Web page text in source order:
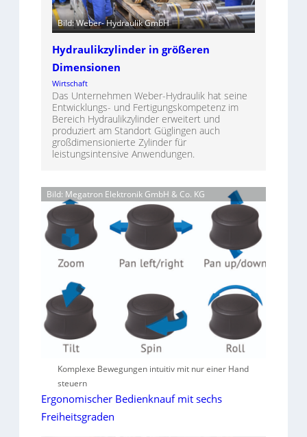
Bild: Weber- Hydraulik GmbH
Hydraulikzylinder in größeren
Dimensionen
Wirtschaft
Das Unternehmen Weber-Hydraulik hat seine
Entwicklungs- und Fertigungskompetenz im
Bereich Hydraulikzylinder erweitert und
produziert am Standort Güglingen auch
großdimensionierte Zylinder für
leistungsintensive Anwendungen.
Bild: Megatron Elektronik GmbH & Co. KG
Komplexe Bewegungen intuitiv mit nur einer Hand
steuern
Ergonomischer Bedienknauf mit sechs
Freiheitsgraden